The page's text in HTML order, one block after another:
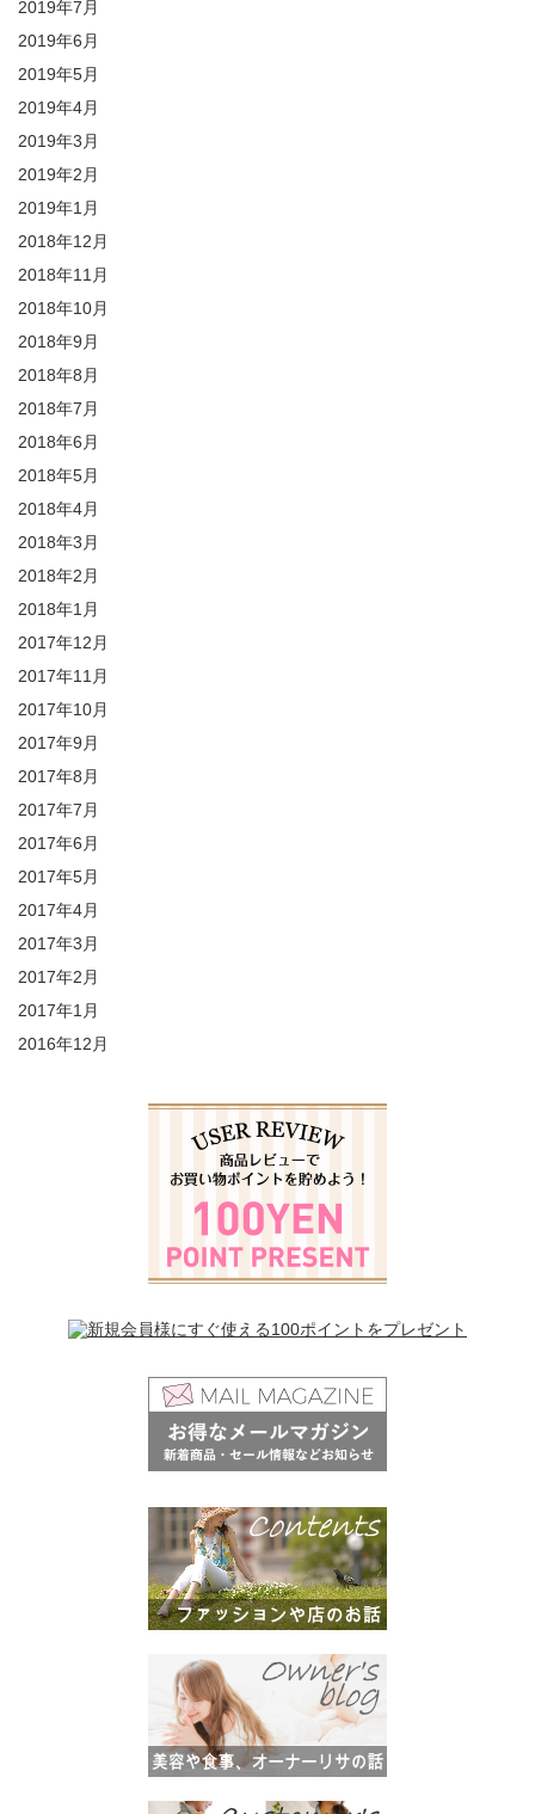
2019年7月
2019年6月
2019年5月
2019年4月
2019年3月
2019年2月
2019年1月
2018年12月
2018年11月
2018年10月
2018年9月
2018年8月
2018年7月
2018年6月
2018年5月
2018年4月
2018年3月
2018年2月
2018年1月
2017年12月
2017年11月
2017年10月
2017年9月
2017年8月
2017年7月
2017年6月
2017年5月
2017年4月
2017年3月
2017年2月
2017年1月
2016年12月